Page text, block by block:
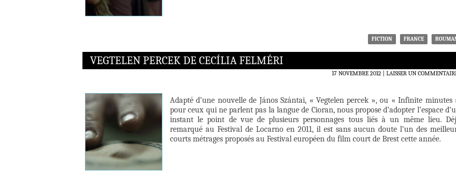
FICTION FRANCE
VEGTELEN PERCEK DE CECÍLIA FELMÉRI
17 NOVEMBRE 2012 LAISSER UN
Adapté d’une nouvelle de János Szántai, « Vegtelen percek », ou « Infinite minutes
pour ceux qui ne parlent pas la langue de Cioran, nous propose d’adopter l’espace
instant le point de vue de plusieurs personnages tous liés à un même lieu.
remarqué au Festival de Locarno en 2011, il est sans aucun doute l’un des
courts métrages proposés au Festival européen du film court de Brest cette année.